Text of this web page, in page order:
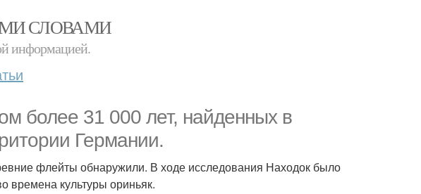
СЛОВАМИ
информацией.
более 31 000 лет, найденных в
Германии.
флейты обнаружили. В ходе исследования Находок было
времена культуры ориньяк.